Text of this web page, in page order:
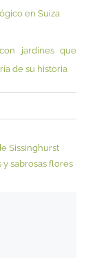
en Suiza
jardines que
de su historia
Sissinghurst
sabrosas flores